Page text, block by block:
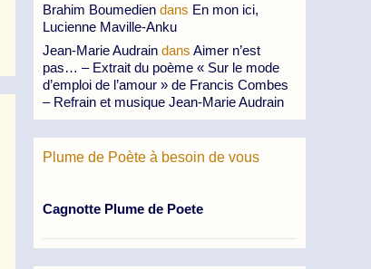
Brahim Boumedien dans En mon ici,
Lucienne Maville-Anku
Jean-Marie Audrain dans Aimer n’est
pas… – Extrait du poème « Sur le mode
d’emploi de l’amour » de Francis Combes
– Refrain et musique Jean-Marie Audrain
Plume de Poète à besoin de vous
Cagnotte Plume de Poete